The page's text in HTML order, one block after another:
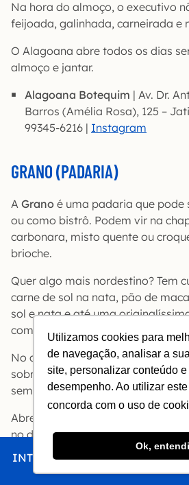
Utilizamos cookies para
de navegação, analisar a
site, personalizar conteúdo
desempenho. Ao utilizar
concorda com o uso de
Ok,
INTRO CHEGAR FICAR
Na hora do almoço, o executivo
feijoada, galinhada, carneirada e
O Alagoana abre todos os dias
almoço e jantar.
Alagoana Botequim | Av. Dr.
Barros (Amélia Rosa), 125 –
99345-6216 | Instagram
GRANO (PADARIA)
A Grano é uma padaria que pode
ou como bistrô. Podem vir na
carbonara, misto quente ou
brioche.
Quer algo mais nordestino? Tem
carne de sol na nata, pão de
sol e nata e até uma
com carne de sol.
No almoço serve refeições
sobremesas, confira a linha ‘doces
sem gordura.
Abre a partir das 7h de 2ª a
no domingo.
Grano Padaria & Bistrô| R.
Ponta Verde | Tel.: (82) 99131-